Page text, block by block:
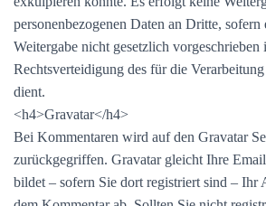
personenbezogenen Daten an Dritte, sofern
Weitergabe nicht gesetzlich vorgeschrieben
Rechtsverteidigung des für die
dient.
<h4>Gravatar</h4>
Bei Kommentaren wird auf den Gravatar
zurückgegriffen. Gravatar gleicht Ihre
bildet – sofern Sie dort registriert sind – Ihr